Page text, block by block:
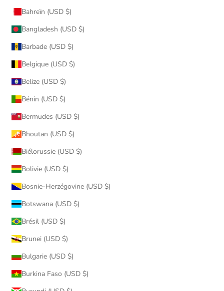
Bahreïn (USD $)
Bangladesh (USD $)
Barbade (USD $)
Belgique (USD $)
Belize (USD $)
Bénin (USD $)
Bermudes (USD $)
Bhoutan (USD $)
Biélorussie (USD $)
Bolivie (USD $)
Bosnie-Herzégovine (USD $)
Botswana (USD $)
Brésil (USD $)
Brunei (USD $)
Bulgarie (USD $)
Burkina Faso (USD $)